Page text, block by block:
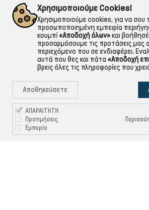
αντικαταβολή,κάρτα,τραπεζική
Χρησιμοποιούμε Cookies!
Χρησιμοποιούμε cookies, για να
προσωποποιημένη εμπειρία
κουμπί«Αποδοχή όλων»και
προσαρμόσουμε τις προτάσεις μας
περιεχόμενο που σε ενδιαφέρει.
αυτά που θες και πάτα «Αποδοχή
βρεις όλες τις πληροφορίες που
Αποθηκεύσετε
ΑΠΑΡΑΙΤΗΤΗ
Προτιμήσεις
Εμπορία